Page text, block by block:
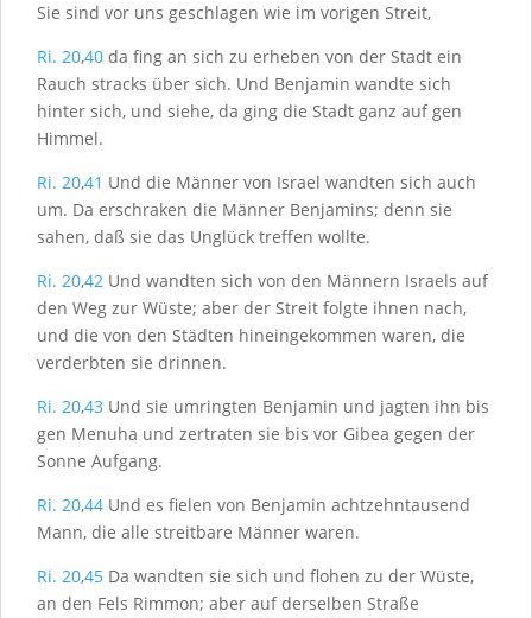
Sie sind vor uns geschlagen wie im vorigen Streit,
Ri. 20,40 da fing an sich zu erheben von der Stadt ein
Rauch stracks über sich. Und Benjamin wandte sich
hinter sich, und siehe, da ging die Stadt ganz auf gen
Himmel.
Ri. 20,41 Und die Männer von Israel wandten sich auch
um. Da erschraken die Männer Benjamins; denn sie
sahen, daß sie das Unglück treffen wollte.
Ri. 20,42 Und wandten sich von den Männern Israels auf
den Weg zur Wüste; aber der Streit folgte ihnen nach,
und die von den Städten hineingekommen waren, die
verderbten sie drinnen.
Ri. 20,43 Und sie umringten Benjamin und jagten ihn bis
gen Menuha und zertraten sie bis vor Gibea gegen der
Sonne Aufgang.
Ri. 20,44 Und es fielen von Benjamin achtzehntausend
Mann, die alle streitbare Männer waren.
Ri. 20,45 Da wandten sie sich und flohen zu der Wüste,
an den Fels Rimmon; aber auf derselben Straße